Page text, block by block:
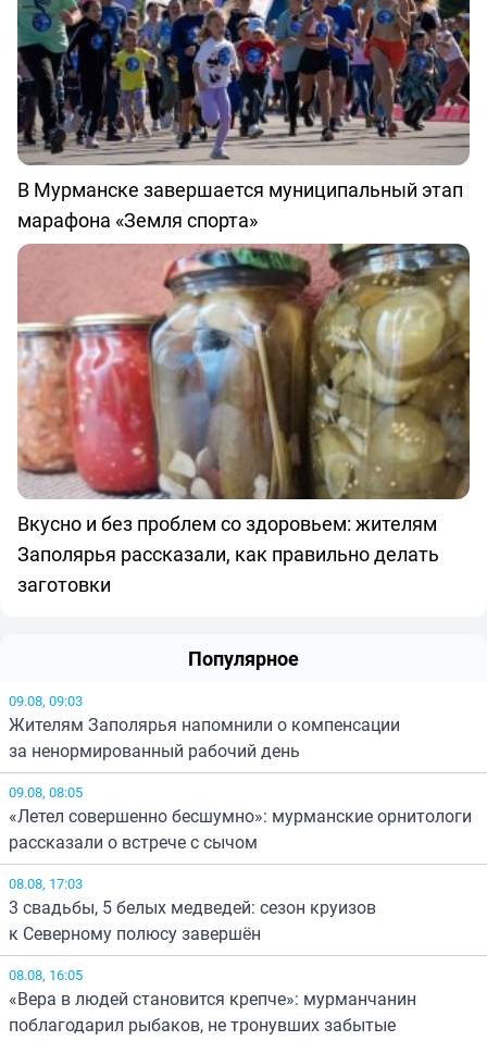
В Мурманске завершается муниципальный этап
марафона «Земля спорта»
Вкусно и без проблем со здоровьем: жителям
Заполярья рассказали, как правильно делать
заготовки
Популярное
09.08, 09:03
Жителям Заполярья напомнили о компенсации
за ненормированный рабочий день
09.08, 08:05
«Летел совершенно бесшумно»: мурманские орнитологи
рассказали о встрече с сычом
08.08, 17:03
3 свадьбы, 5 белых медведей: сезон круизов
к Северному полюсу завершён
08.08, 16:05
«Вера в людей становится крепче»: мурманчанин
поблагодарил рыбаков, не тронувших забытые